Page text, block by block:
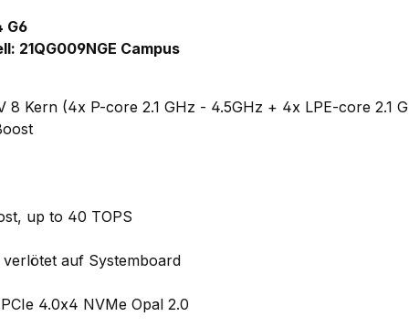
G6
21QG009NGE Campus
8 Kern (4x P-core 2.1 GHz - 4.5GHz + 4x LPE-core 2.1
up to 40 TOPS
verlötet auf Systemboard
4.0x4 NVMe Opal 2.0